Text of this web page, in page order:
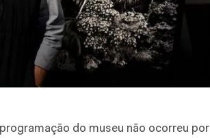
do museu não ocorreu por